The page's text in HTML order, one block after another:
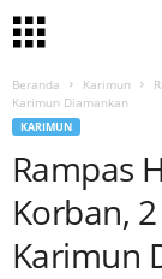
Beranda Karimun
Karimun Diamankan
KARIMUN
Rampas
Korban,
Karimun